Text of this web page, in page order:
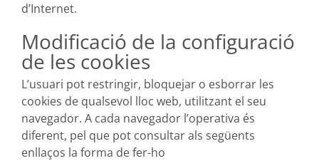
d’Internet.
Modificació de la configuració
de les cookies
L’usuari pot restringir, bloquejar o esborrar les
cookies de qualsevol lloc web, utilitzant el seu
navegador. A cada navegador l’operativa és
diferent, pel que pot consultar als següents
enllaços la forma de fer-ho